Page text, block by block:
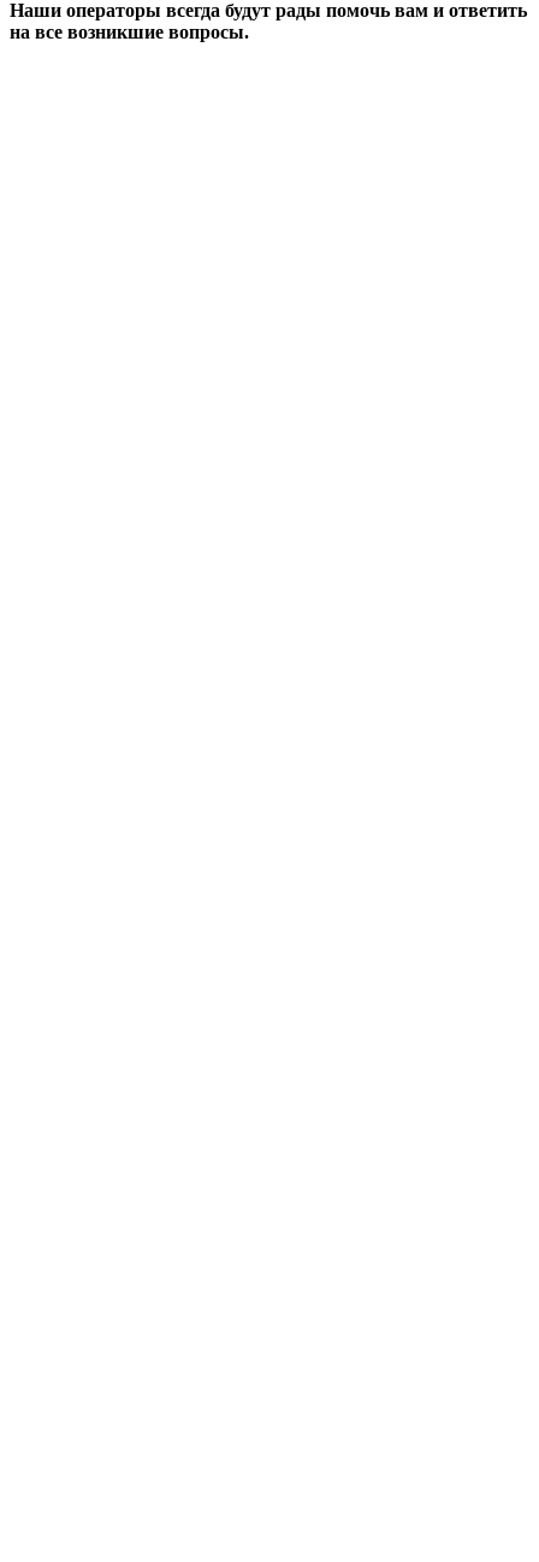
Наши операторы всегда будут рады помочь вам и ответить
на все возникшие вопросы.